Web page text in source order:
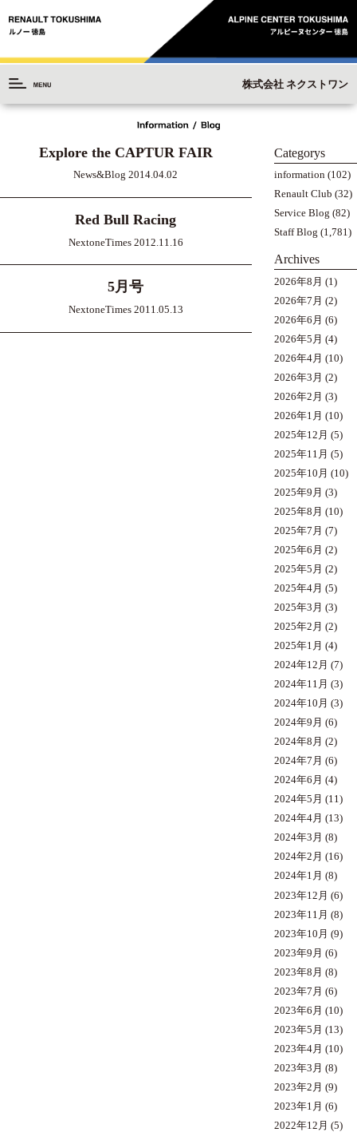
株式会社 ネクストワン
Explore the CAPTUR FAIR
News&Blog 2014.04.02
Red Bull Racing
NextoneTimes 2012.11.16
5月号
NextoneTimes 2011.05.13
Categorys
information (102)
Renault Club (32)
Service Blog (82)
Staff Blog (1,781)
Archives
2026年8月 (1)
2026年7月 (2)
2026年6月 (6)
2026年5月 (4)
2026年4月 (10)
2026年3月 (2)
2026年2月 (3)
2026年1月 (10)
2025年12月 (5)
2025年11月 (5)
2025年10月 (10)
2025年9月 (3)
2025年8月 (10)
2025年7月 (7)
2025年6月 (2)
2025年5月 (2)
2025年4月 (5)
2025年3月 (3)
2025年2月 (2)
2025年1月 (4)
2024年12月 (7)
2024年11月 (3)
2024年10月 (3)
2024年9月 (6)
2024年8月 (2)
2024年7月 (6)
2024年6月 (4)
2024年5月 (11)
2024年4月 (13)
2024年3月 (8)
2024年2月 (16)
2024年1月 (8)
2023年12月 (6)
2023年11月 (8)
2023年10月 (9)
2023年9月 (6)
2023年8月 (8)
2023年7月 (6)
2023年6月 (10)
2023年5月 (13)
2023年4月 (10)
2023年3月 (8)
2023年2月 (9)
2023年1月 (6)
2022年12月 (5)